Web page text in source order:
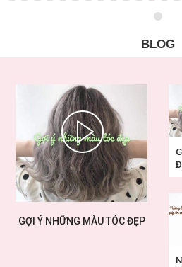
BLOG
GỢI Ý NHỮNG MÀU TÓC ĐẸP